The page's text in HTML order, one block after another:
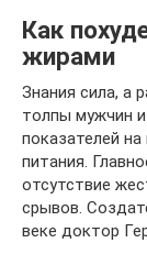
Как
жирами
Знания сила, а
толпы мужчин
показателей
питания.
отсутствие
срывов.
веке доктор